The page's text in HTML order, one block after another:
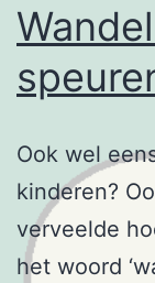
Ook wel
kinderen?
verveelde
het woord